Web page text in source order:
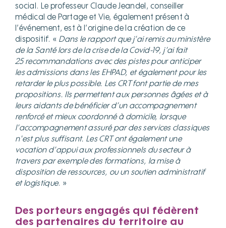
social. Le professeur Claude Jeandel, conseiller
médical de Partage et Vie, également présent à
l’événement, est à l’origine de la création de ce
dispositif. « Dans le rapport que j’ai remis au ministère
de la Santé lors de la crise de la Covid-19, j’ai fait
25 recommandations avec des pistes pour anticiper
les admissions dans les EHPAD, et également pour les
retarder le plus possible. Les CRT font partie de mes
propositions. Ils permettent aux personnes âgées et à
leurs aidants de bénéficier d’un accompagnement
renforcé et mieux coordonné à domicile, lorsque
l’accompagnement assuré par des services classiques
n'est plus suffisant. Les CRT ont également une
vocation d’appui aux professionnels du secteur à
travers par exemple des formations, la mise à
disposition de ressources, ou un soutien administratif
et logistique. »
Des porteurs engagés qui fédèrent
des partenaires du territoire au